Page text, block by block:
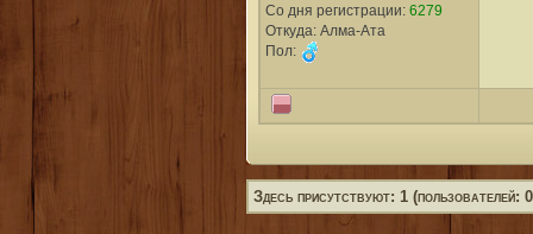
Со дня регистрации: 6279
Откуда: Алма-Ата
Пол:
Здесь присутствуют: 1 (пользователей: